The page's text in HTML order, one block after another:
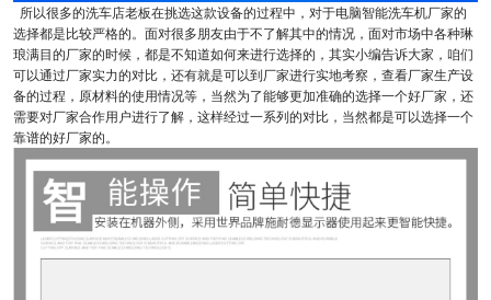
所以很多的洗车店老板在挑选这款设备的过程中，对于电脑智能洗车机厂家的
选择都是比较严格的。面对很多朋友由于不了解其中的情况，面对市场中各种琳
琅满目的厂家的时候，都是不知道如何来进行选择的，其实小编告诉大家，咱们
可以通过厂家实力的对比，还有就是可以到厂家进行实地考察，查看厂家生产设
备的过程，原材料的使用情况等，当然为了能够更加准确的选择一个好厂家，还
需要对厂家合作用户进行了解，这样经过一系列的对比，当然都是可以选择一个
靠谱的好厂家的。